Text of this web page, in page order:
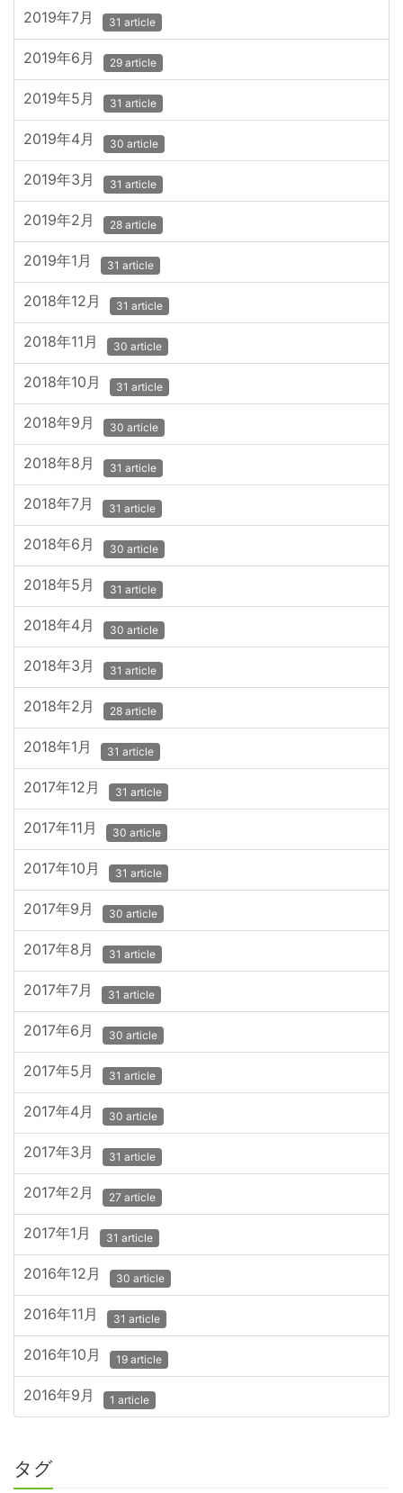
2019年7月 31 article
2019年6月 29 article
2019年5月 31 article
2019年4月 30 article
2019年3月 31 article
2019年2月 28 article
2019年1月 31 article
2018年12月 31 article
2018年11月 30 article
2018年10月 31 article
2018年9月 30 article
2018年8月 31 article
2018年7月 31 article
2018年6月 30 article
2018年5月 31 article
2018年4月 30 article
2018年3月 31 article
2018年2月 28 article
2018年1月 31 article
2017年12月 31 article
2017年11月 30 article
2017年10月 31 article
2017年9月 30 article
2017年8月 31 article
2017年7月 31 article
2017年6月 30 article
2017年5月 31 article
2017年4月 30 article
2017年3月 31 article
2017年2月 27 article
2017年1月 31 article
2016年12月 30 article
2016年11月 31 article
2016年10月 19 article
2016年9月 1 article
タグ